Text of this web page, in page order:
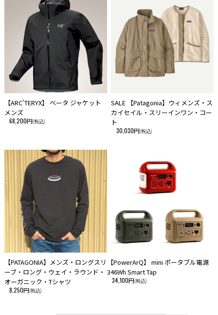
【ARC'TERYX】 ベータ ジャケット
メンズ
68,200円(税込)
SALE 【Patagonia】ウィメンズ・ス
カイセイル・スリーインワン・コー
ト
30,030円(税込)
【PATAGONIA】メンズ・ロングスリ
ーブ・ロング・ウェイ・ラウンド・
オーガニック・Tシャツ
8,250円(税込)
【PowerArQ】 mini ポータブル電源
346Wh Smart Tap
34,100円(税込)